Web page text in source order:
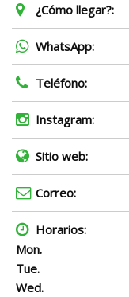
¿Cómo llegar?:
WhatsApp:
Teléfono:
Instagram:
Sitio web:
Correo:
Horarios:
Mon.
Tue.
Wed.